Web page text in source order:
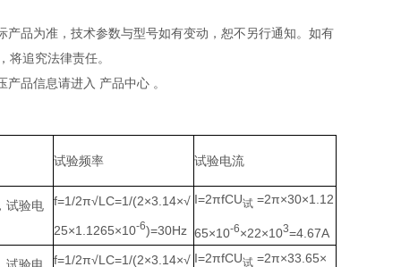
试验频率 试验电流
试验电 f=1/2π√LC=1/(2×3.14×√
25×1.1265×10-6)=30Hz
I=2πfCU试 =2π×30×1.12
65×10-6×22×103=4.67A
f=1/2π√LC=1/(2×3.14×√ I=2πfCU试 =2π×33.65×
产品为准，技术参数与型号如有变动，恕不另行通知。如有
将追究法律责任。
产品信息请进入 产品中心 。